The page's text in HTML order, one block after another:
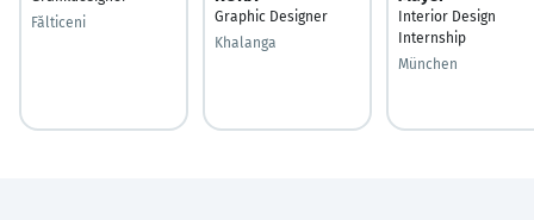
Fălticeni
Graphic Designer
Khalanga
Interior Design
Internship
München